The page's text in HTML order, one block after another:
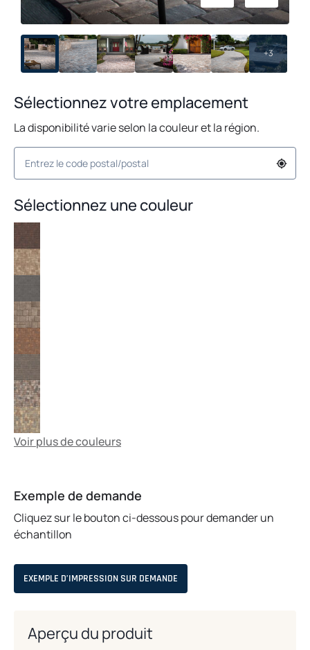
+3
Sélectionnez votre emplacement
La disponibilité varie selon la couleur et la région.
Sélectionnez une couleur
Voir plus de couleurs
Exemple de demande
Cliquez sur le bouton ci-dessous pour demander un
échantillon
EXEMPLE D’IMPRESSION SUR DEMANDE
Aperçu du produit